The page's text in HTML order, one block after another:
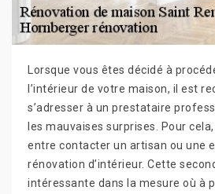
Lorsque vous êtes décidé à
l’intérieur de votre maison, il est
s’adresser à un prestataire
les mauvaises surprises. Pour
entre contacter un artisan ou une
rénovation d’intérieur. Cette
intéressante dans la mesure où à